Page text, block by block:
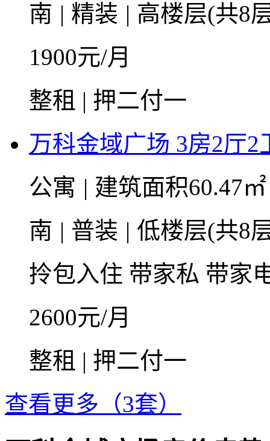
南 | 精装 | 高楼层(共8
1900元/月
整租 | 押二付一
万科金域广场 3房2厅2
公寓 | 建筑面积60.47
南 | 普装 | 低楼层(共8
拎包入住 带家私 带家
2600元/月
整租 | 押二付一
查看更多（3套）